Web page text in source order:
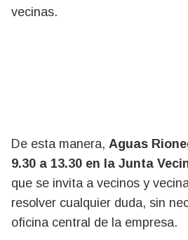
vecinas.
De esta manera, Aguas
9.30 a 13.30 en la Junta
que se invita a vecinos y
resolver cualquier duda, sin
oficina central de la empresa.